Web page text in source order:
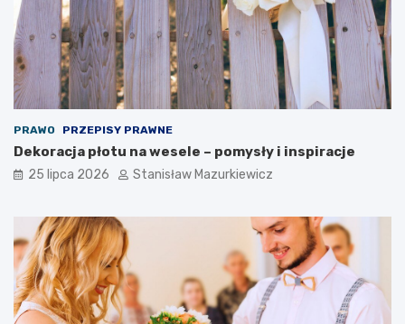
PRAWO PRZEPISY PRAWNE
Dekoracja płotu na wesele – pomysły i inspiracje
25 lipca 2026 Stanisław Mazurkiewicz